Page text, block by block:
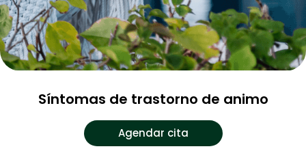
Síntomas de trastorno de animo
Agendar cita